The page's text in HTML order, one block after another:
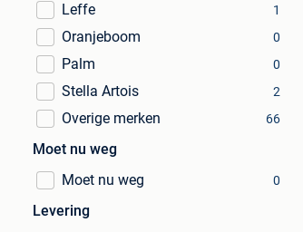
Leffe 1
Oranjeboom 0
Palm 0
Stella Artois 2
Overige merken 66
Moet nu weg
Moet nu weg
0
Levering